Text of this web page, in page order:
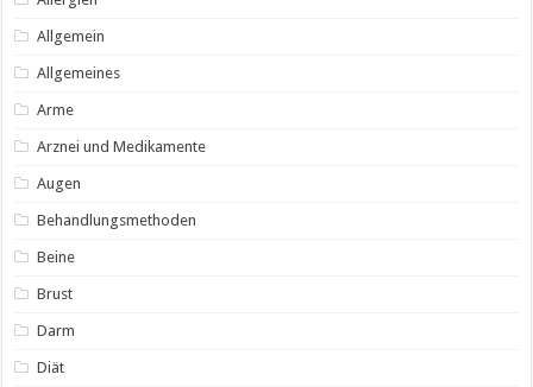
Allgemein
Allgemeines
Arme
Arznei und Medikamente
Augen
Behandlungsmethoden
Beine
Brust
Darm
Diät